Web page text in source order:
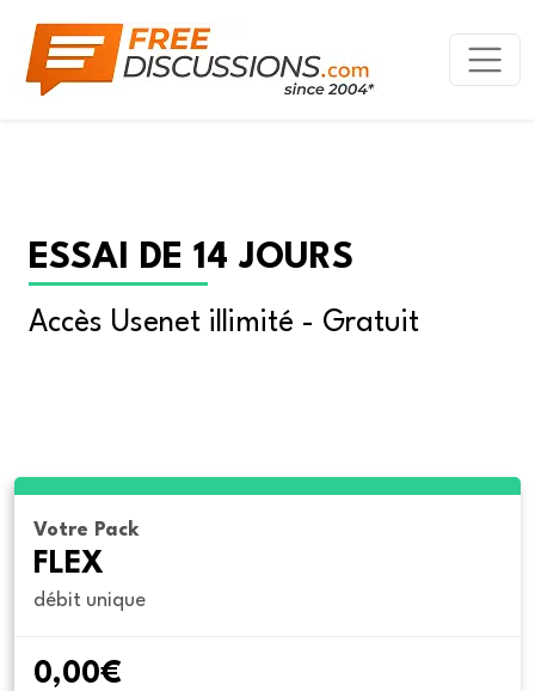
ESSAI DE 14 JOURS
Accès Usenet illimité - Gratuit
Votre Pack
FLEX
débit unique
0,00€